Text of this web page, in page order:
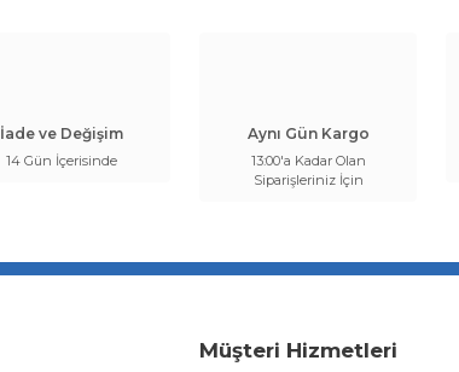
İade ve Değişim
14 Gün İçerisinde
Aynı Gün Kargo
13:00'a Kadar Olan
Siparişleriniz İçin
Müşteri Hizmetleri